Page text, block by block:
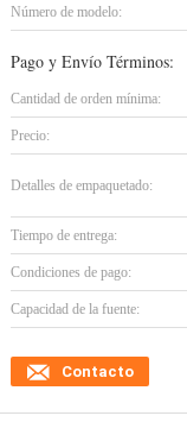
Número de modelo:
Pago y Envío Términos:
Cantidad de orden mínima:
Precio:
Detalles de empaquetado:
Tiempo de entrega:
Condiciones de pago:
Capacidad de la fuente:
Contacto